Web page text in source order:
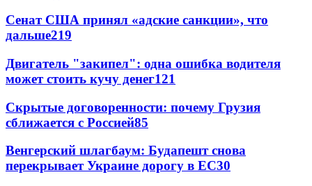
Сенат США принял «адские санкции», что
дальше219
Двигатель "закипел": одна ошибка водителя
может стоить кучу денег121
Скрытые договоренности: почему Грузия
сближается с Россией85
Венгерский шлагбаум: Будапешт снова
перекрывает Украине дорогу в ЕС30